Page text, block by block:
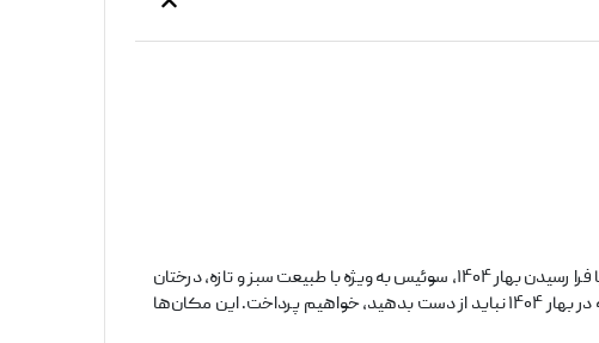
سوئیس یکی از جذاب‌ترین و متنوع‌ترین مقاصد گردشگری جهان است که در هر فصلی جاذبه‌های خاص خود را ارائه می‌دهد. با فرا رسیدن بهار ۱۴۰۴، سوئیس به ویژه با طبیعت سبز و تازه، درختان
شکوفه داده و هوای معتدل، به مقصدی ایده‌آل برای سفر تبدیل شده است. در این مقاله، به بررسی ۱۰ مکان دیدنی سوئیس که در بهار ۱۴۰۴ نباید از دست بدهید، خواهیم پرداخت. این مکان‌ها